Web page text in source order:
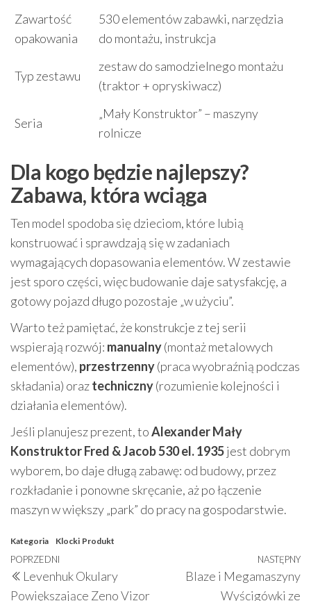
Zawartość
opakowania
530 elementów zabawki, narzędzia
do montażu, instrukcja
Typ zestawu
zestaw do samodzielnego montażu
(traktor + opryskiwacz)
Seria
„Mały Konstruktor” – maszyny
rolnicze
Dla kogo będzie najlepszy?
Zabawa, która wciąga
Ten model spodoba się dzieciom, które lubią
konstruować i sprawdzają się w zadaniach
wymagających dopasowania elementów. W zestawie
jest sporo części, więc budowanie daje satysfakcję, a
gotowy pojazd długo pozostaje „w użyciu”.
Warto też pamiętać, że konstrukcje z tej serii
wspierają rozwój: manualny(montaż metalowych
elementów), przestrzenny(praca wyobraźnią podczas
składania) oraztechniczny(rozumienie kolejności i
działania elementów).
Jeśli planujesz prezent, toAlexander Mały
Konstruktor Fred & Jacob 530 el. 1935jest dobrym
wyborem, bo daje długą zabawę: od budowy, przez
rozkładanie i ponowne skręcanie, aż po łączenie
maszyn w większy „park” do pracy na gospodarstwie.
Kategoria Klocki Produkt
Nawigacja
wpisu
Poprzedni
wpis
POPRZEDNI
Levenhuk Okulary
Powiększające Zeno Vizor
NASTĘPNY
Blaze i Megamaszyny
Wyścigówki ze